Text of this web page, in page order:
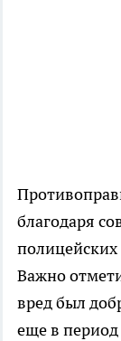
благодаря
Важно
вред был
еще в